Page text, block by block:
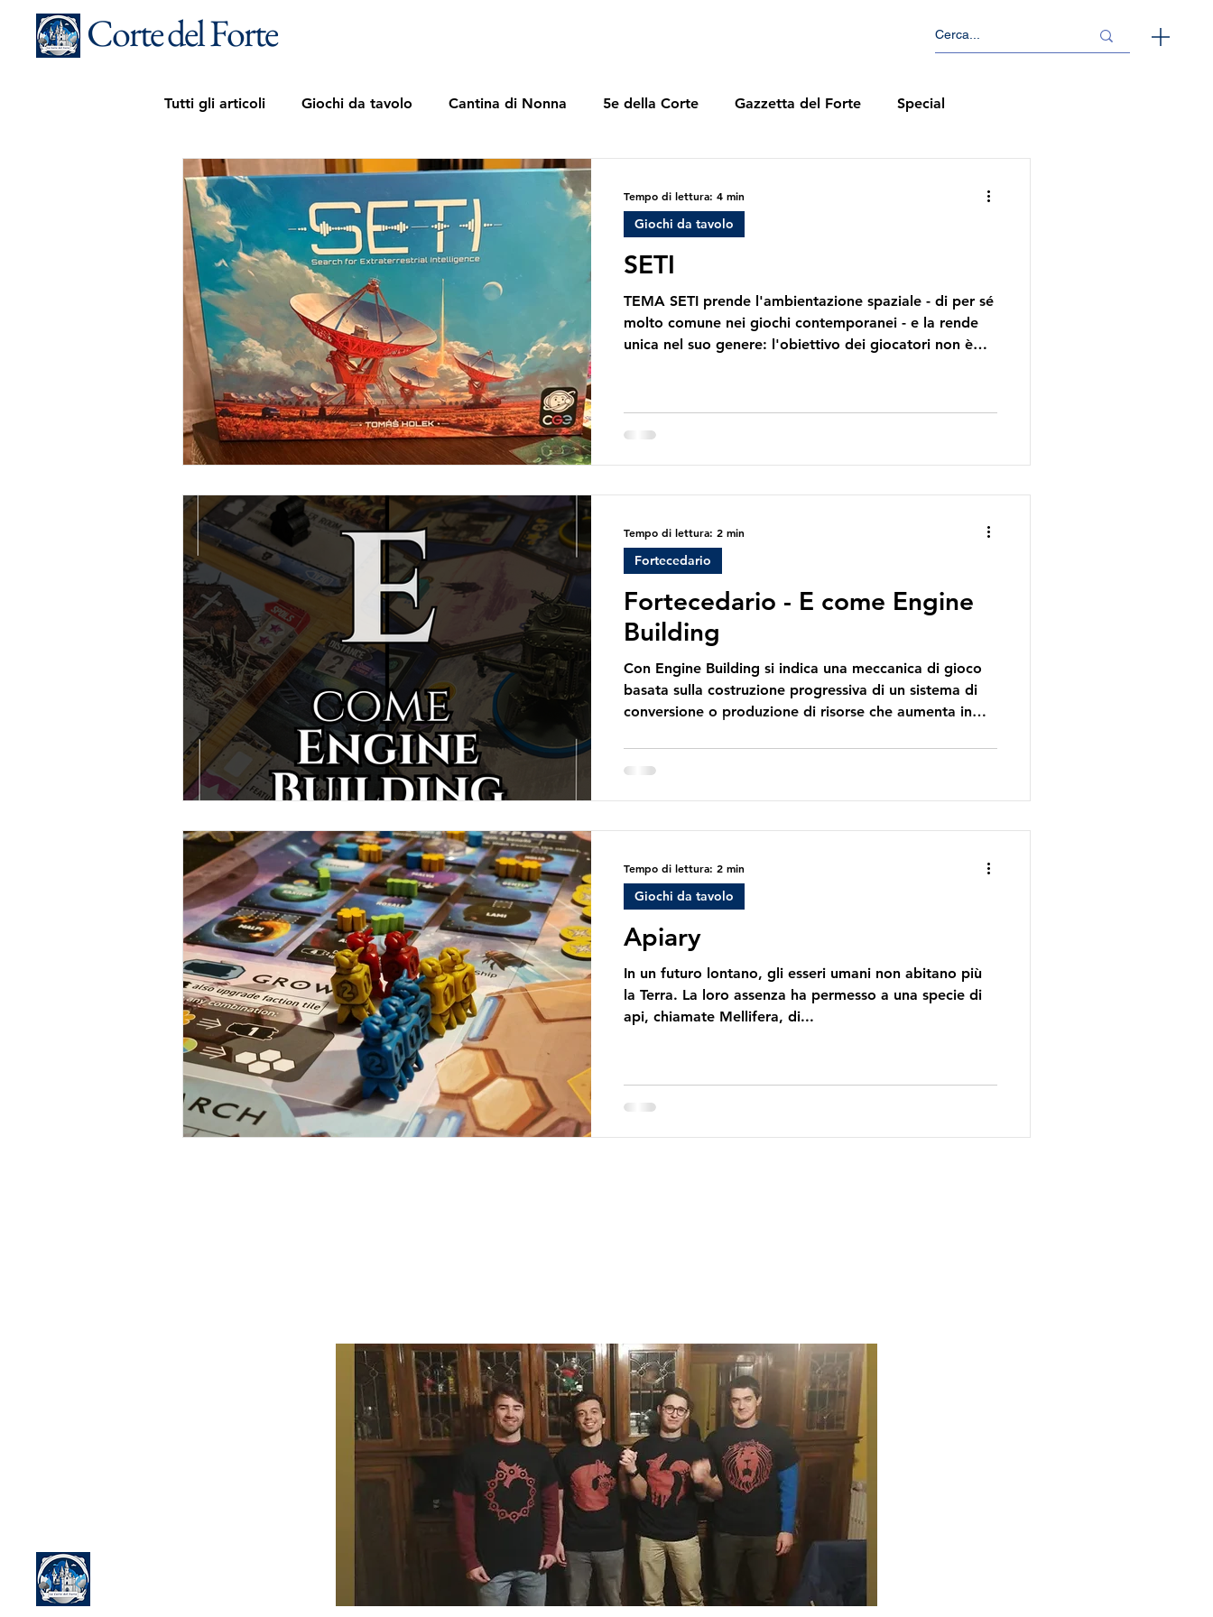
Corte del Forte
Tutti gli articoli Giochi da tavolo Cantina di Nonna 5e della Corte Gazzetta del Forte Special
Fortecedario
SETI
TEMA SETI prende l'ambientazione spaziale - di per sé
molto comune nei giochi contemporanei - e la rende
unica nel suo genere: l'obiettivo dei giocatori non è
di vita, comprenderle e studiarle. Ogni partecipante
assume il comando di un’agenzia scientifica impegnata
pubblicit
Giochi da tavolo
Tempo di lettura: 4 min
Fortecedario - E come Engine
Building
Con Engine Building si indica una meccanica di gioco
basata sulla costruzione progressiva di un sistema di
conversione o produzione di risorse che aumenta in
che si costruisce nelle prime fasi non serve solo a
ottenere qualcosa subito, ma a generare vantaggi
futuri in modo sempre più efficace, talvolta
a seconda del g
Fortecedario
Tempo di lettura: 2 min
Apiary
In un futuro lontano, gli esseri umani non abitano più
la Terra. La loro assenza ha permesso a una specie di
api, chiamate Mellifera, di...
Giochi da tavolo
Tempo di lettura: 2 min